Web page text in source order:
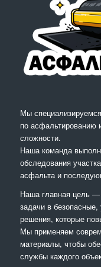
Мы
по асфальтированию
сложности.
Наша команда
обследования
асфальта и
Наша главная цель
задачи в
решения, которые
Мы применяем
материалы, чтобы
службы каждого